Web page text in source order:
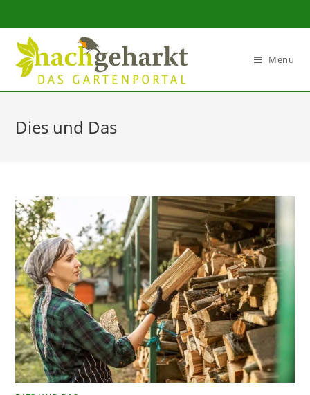
Sidebar-
Inhalt
Menü
Dies und Das